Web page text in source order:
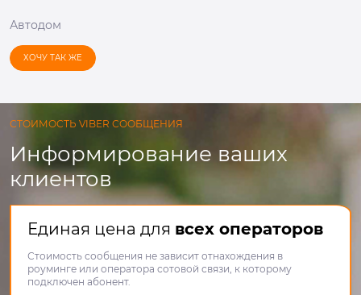
Автодом
ХОЧУ ТАК ЖЕ
СТОИМОСТЬ VIBER СООБЩЕНИЯ
Информирование ваших
клиентов
Единая цена для всех операторов
Стоимость сообщения не зависит отнахождения в
роуминге или оператора сотовой связи, к которому
подключен абонент.